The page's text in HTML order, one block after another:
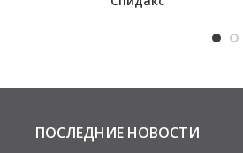
ПОСЛЕДНИЕ НОВОСТИ